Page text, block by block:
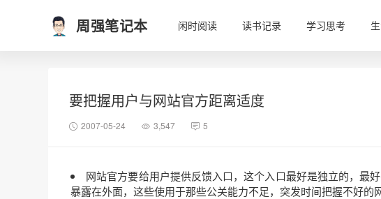
周强笔记本 闲时阅读 读书记录 学习思考
要把握用户与网站官方距离适度
2007-05-24 3,547 5
网站官方要给用户提供反馈入口，这个入口最好是独立的，最
暴露在外面，这些使用于那些公关能力不足，突发时间把握不好的网